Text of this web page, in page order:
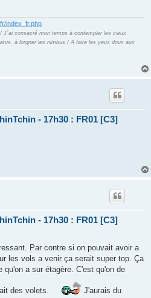
index_fr.php
J´ai consacré mon temps à contempler les cieux
à lorgner les nimbus / A faire les yeux doux aux
- 17h30 : FR01 [C3]
- 17h30 : FR01 [C3]
Par contre si on pouvait avoir a
les vols a venir ça serait super top. Ça
qu'on a sur étagère. C'est qu'on de
des volets. J'aurais du